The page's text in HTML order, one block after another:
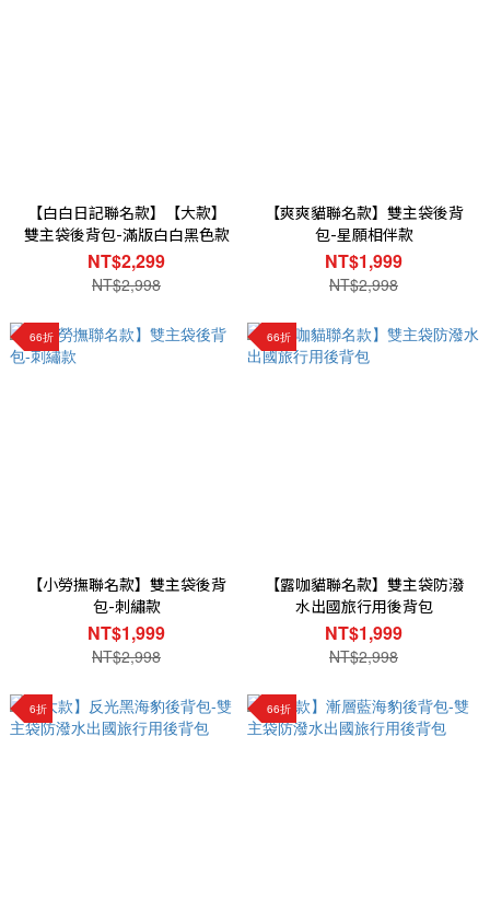
【白白日記聯名款】【大款】
雙主袋後背包-滿版白白黑色款
NT$2,299
NT$2,998
【爽爽貓聯名款】雙主袋後背
包-星願相伴款
NT$1,999
NT$2,998
66折
【小勞撫聯名款】雙主袋後背
包-刺繡款
NT$1,999
NT$2,998
66折
【露咖貓聯名款】雙主袋防潑
水出國旅行用後背包
NT$1,999
NT$2,998
6折 66折